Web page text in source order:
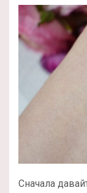
Сначала